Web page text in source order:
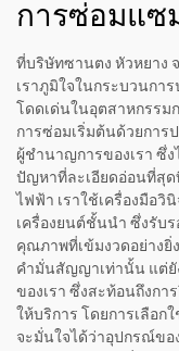
การซ่อมแซ
ที่บริษัทซานตง หัวหยาง
เราภูมิใจในกระบวนกา
โดดเด่นในอุตสาหกรรม
การซ่อมเริ่มต้นด้วยการ
ผู้ชำนาญการของเรา ซึ่ง
ปัญหาที่ละเอียดอ่อนที่สุด
ไฟฟ้า เราใช้เครื่องมือ
เครื่องยนต์ชั้นนำ ซึ่งรับ
คุณภาพที่เข้มงวดอย่างยิ่
คำมั่นสัญญาเท่านั้น แต่ยั
ของเรา ซึ่งสะท้อนถึงก
ให้บริการ โดยการเลือก
จะมั่นใจได้ว่าอุปกรณ์ขอ